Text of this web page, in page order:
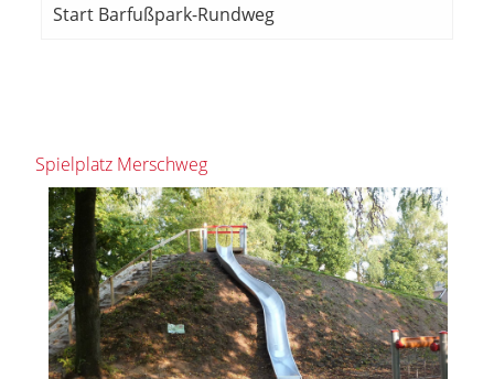
Start Barfußpark-Rundweg
Spielplatz Merschweg